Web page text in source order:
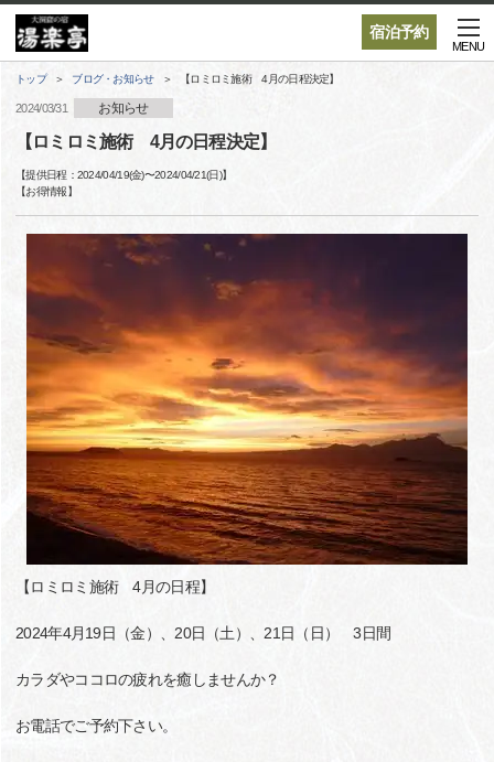
宿泊予約
MENU
トップ ブログ・お知らせ 【ロミロミ施術 4月の日程決定】
2024/03/31 お知らせ
【ロミロミ施術 4月の日程決定】
【提供日程： 2024/04/19(金)〜2024/04/21(日)】
【お得情報】
【ロミロミ施術 4月の日程】
2024年4月19日（金）、20日（土）、21日（日） 3日間
カラダやココロの疲れを癒しませんか？
お電話でご予約下さい。